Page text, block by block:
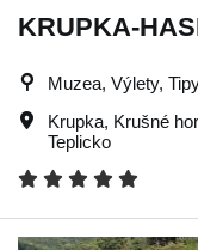
KRUPKA-
Muzea, Výlety,
Krupka, Krušné
Teplicko